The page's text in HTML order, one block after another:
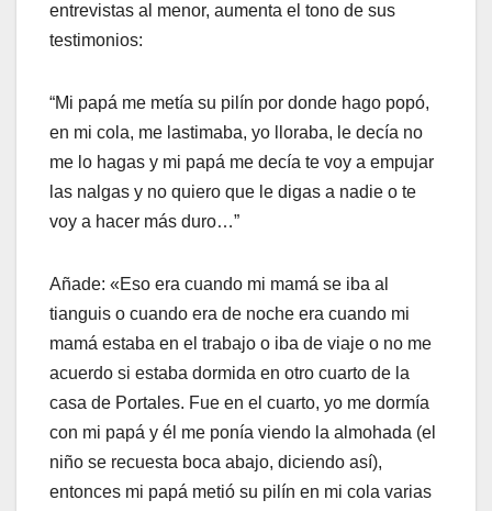
entrevistas al menor, aumenta el tono de sus
testimonios:
“Mi papá me metía su pilín por donde hago popó,
en mi cola, me lastimaba, yo lloraba, le decía no
me lo hagas y mi papá me decía te voy a empujar
las nalgas y no quiero que le digas a nadie o te
voy a hacer más duro…”
Añade: «Eso era cuando mi mamá se iba al
tianguis o cuando era de noche era cuando mi
mamá estaba en el trabajo o iba de viaje o no me
acuerdo si estaba dormida en otro cuarto de la
casa de Portales. Fue en el cuarto, yo me dormía
con mi papá y él me ponía viendo la almohada (el
niño se recuesta boca abajo, diciendo así),
entonces mi papá metió su pilín en mi cola varias